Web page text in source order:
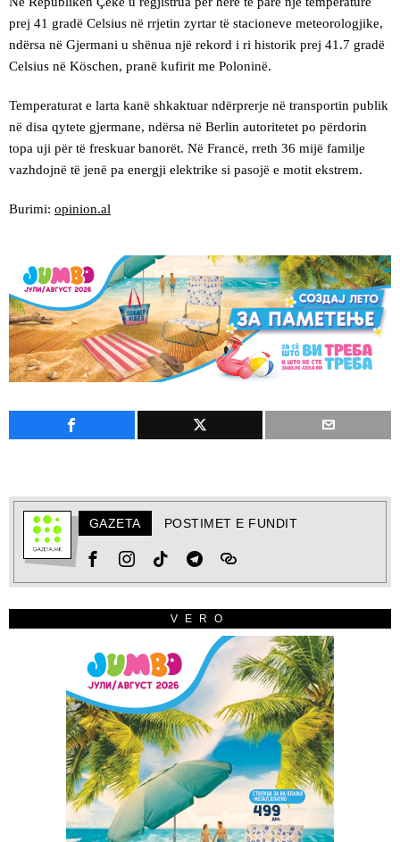
prej 41 gradë Celsius në rrjetin zyrtar të stacioneve meteorologjike,
ndërsa në Gjermani u shënua një rekord i ri historik prej 41.7 gradë
Celsius në Köschen, pranë kufirit me Poloninë.
Temperaturat e larta kanë shkaktuar ndërprerje në transportin publik
në disa qytete gjermane, ndërsa në Berlin autoritetet po përdorin
topa uji për të freskuar banorët. Në Francë, rreth 36 mijë familje
vazhdojnë të jenë pa energji elektrike si pasojë e motit ekstrem.
Burimi: opinion.al
GAZETA POSTIMET E FUNDIT
VERO